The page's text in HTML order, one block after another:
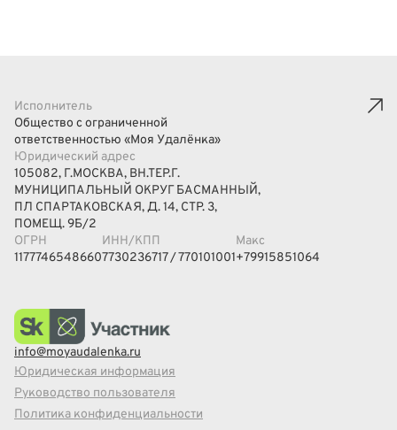
Исполнитель
Общество с ограниченной
ответственностью «Моя Удалёнка»
Юридический адрес
105082, Г.МОСКВА, ВН.ТЕР.Г.
МУНИЦИПАЛЬНЫЙ ОКРУГ БАСМАННЫЙ,
ПЛ СПАРТАКОВСКАЯ, Д. 14, СТР. 3,
ПОМЕЩ. 9Б/2
ОГРН
1177746548660
ИНН/КПП
7730236717 / 770101001
Макс
+79915851064
info@moyaudalenka.ru
Юридическая информация
Руководство пользователя
Политика конфиденциальности